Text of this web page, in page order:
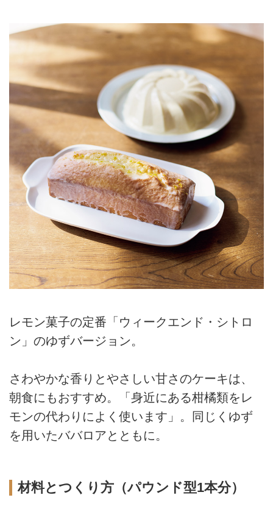
レモン菓子の定番「ウィークエンド・シトロ
ン」のゆずバージョン。
さわやかな香りとやさしい甘さのケーキは、
朝食にもおすすめ。「身近にある柑橘類をレ
モンの代わりによく使います」。同じくゆず
を用いたババロアとともに。
材料とつくり方（パウンド型1本分）